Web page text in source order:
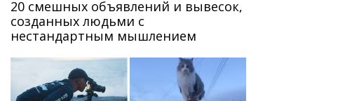
20 смешных объявлений и вывесок,
созданных людьми с
нестандартным мышлением